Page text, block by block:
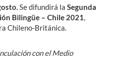
Se difundirá la Segunda
Bilingüe – Chile 2021,
Chileno-Británica.
con el Medio